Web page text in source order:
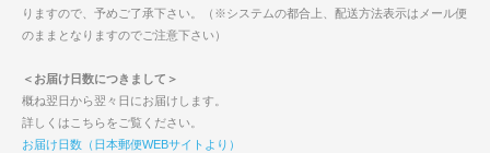
りますので、予めご了承下さい。（※システムの都合上、配送方法表示はメール便
のままとなりますのでご注意下さい）
＜お届け日数につきまして＞
概ね翌日から翌々日にお届けします。
詳しくはこちらをご覧ください。
お届け日数（日本郵便WEBサイトより）